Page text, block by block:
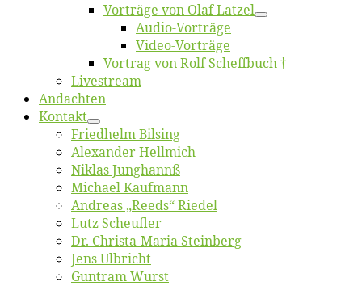
Vor­trä­ge von Olaf Latzel
Au­dio-Vor­trä­ge
Vi­deo-Vor­trä­ge
Vor­trag von Rolf Scheffbuch †
Live­stream
An­dach­ten
Kon­takt
Fried­helm Bilsing
Alex­an­der Hellmich
Ni­klas Junghannß
Mi­cha­el Kaufmann
An­dre­as „Reeds“ Riedel
Lutz Scheuf­ler
Dr. Chris­­ta-Ma­ria Steinberg
Jens Ulb­richt
Gun­tram Wurst